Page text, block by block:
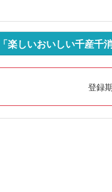
楽しいおいしい千産千
登録